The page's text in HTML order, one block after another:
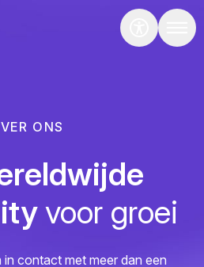
ONS
voor groei
in contact met meer dan een